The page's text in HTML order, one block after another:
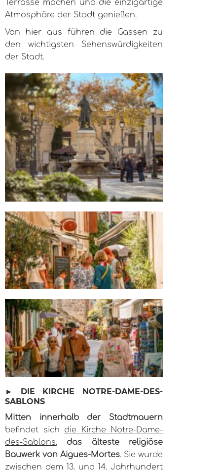
Terrasse machen und die einzigartige
Atmosphäre der Stadt genießen.
Von hier aus führen die Gassen zu
den wichtigsten Sehenswürdigkeiten
der Stadt.
► DIE KIRCHE NOTRE-DAME-DES-
SABLONS
Mitten innerhalb der Stadtmauern
befindet sich die Kirche Notre-Dame-
des-Sablons, das älteste religiöse
Bauwerk von Aigues-Mortes. Sie wurde
zwischen dem 13. und 14. Jahrhundert